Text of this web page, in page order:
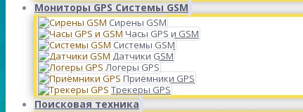
Мониторы GPS Системы GSM
Сирены GSM
Часы GPS и GSM
Системы GSM
Датчики GSM
Логеры GPS
Приёмники GPS
Трекеры GPS
Поисковая техника